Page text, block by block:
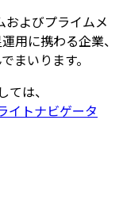
よびプライムメ
用に携わる企業、
まいります。
は、
イトナビゲータ